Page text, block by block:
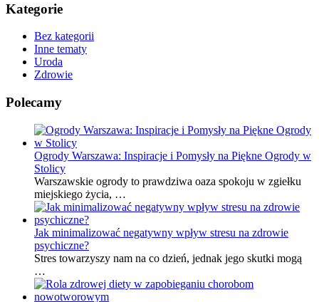
Kategorie
Bez kategorii
Inne tematy
Uroda
Zdrowie
Polecamy
Ogrody Warszawa: Inspiracje i Pomysły na Piękne Ogrody w
Stolicy
Warszawskie ogrody to prawdziwa oaza spokoju w zgiełku
miejskiego życia, …
Jak minimalizować negatywny wpływ stresu na zdrowie
psychiczne?
Stres towarzyszy nam na co dzień, jednak jego skutki mogą
…